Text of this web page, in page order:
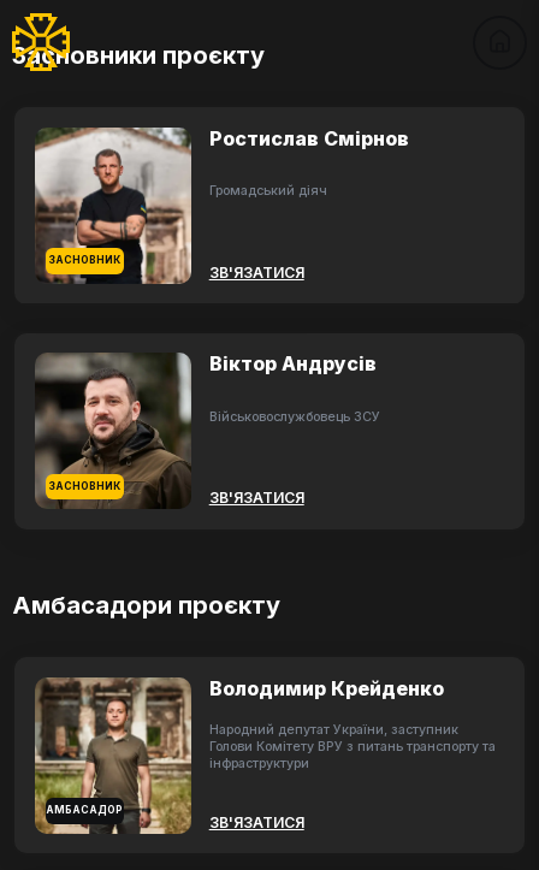
Засновники проєкту
ЗАСНОВНИК
Ростислав Смірнов
Громадський діяч
ЗВ'ЯЗАТИСЯ
ЗАСНОВНИК
Віктор Андрусів
Військовослужбовець ЗСУ
ЗВ'ЯЗАТИСЯ
Амбасадори проєкту
АМБАСАДОР
Володимир Крейденко
Народний депутат України, заступник
Голови Комітету ВРУ з питань транспорту та
інфраструктури
ЗВ'ЯЗАТИСЯ